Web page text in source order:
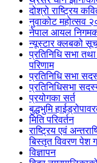
दोश्रो राष्ट्रिय
नुवाकोट महोत्सव
नेपाल आयल
न्यूस्टार क्लबको
प्रतिनिधि सभा
परिणाम
प्रतिनिधि सभा
प्रतिनिधिसभा
प्रयोगका सर्त
बुद्धभुमि
मिति परिवर्तन
राष्ट्रिय एवं
बिस्तृत विवरण पेश
विज्ञापन